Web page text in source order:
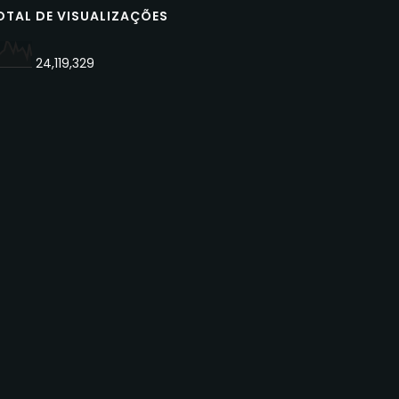
DE VISUALIZAÇÕES
24,119,329